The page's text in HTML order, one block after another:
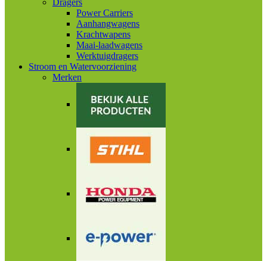
Dragers
Power Carriers
Aanhangwagens
Krachtwapens
Maai-laadwagens
Werktuigdragers
Stroom en Watervoorziening
Merken